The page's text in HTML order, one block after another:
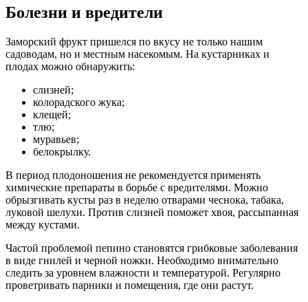
Болезни и вредители
Заморский фрукт пришелся по вкусу не только нашим
садоводам, но и местным насекомым. На кустарниках и
плодах можно обнаружить:
слизней;
колорадского жука;
клещей;
тлю;
муравьев;
белокрылку.
В период плодоношения не рекомендуется применять
химические препараты в борьбе с вредителями. Можно
обрызгивать кусты раз в неделю отварами чеснока, табака,
луковой шелухи. Против слизней поможет хвоя, рассыпанная
между кустами.
Частой проблемой пепино становятся грибковые заболевания
в виде гнилей и черной ножки. Необходимо внимательно
следить за уровнем влажности и температурой. Регулярно
проветривать парники и помещения, где они растут.